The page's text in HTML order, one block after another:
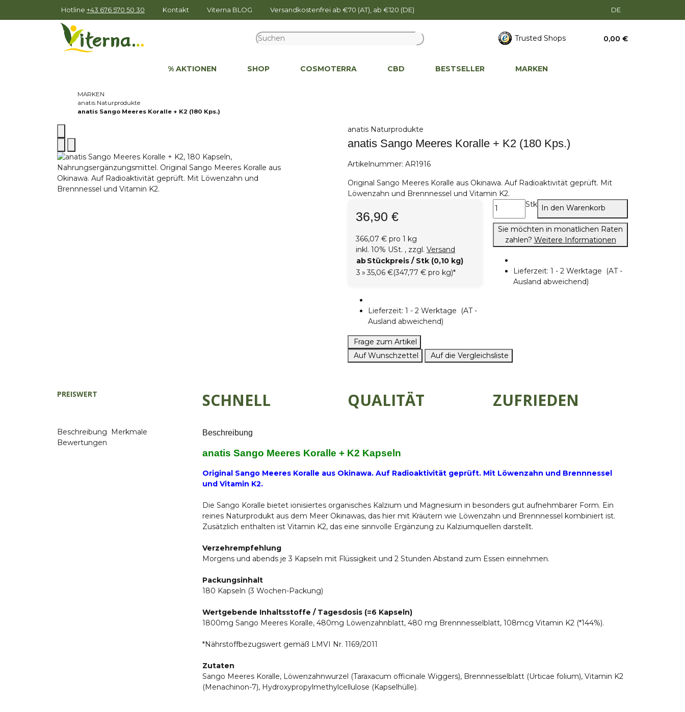
Hotline +43 676 570 50 30 Kontakt Viterna BLOG Versandkostenfrei ab €70 (AT), ab €120 (DE) DE
Trusted Shops 0,00 €
% AKTIONEN SHOP COSMOTERRA CBD BESTSELLER MARKEN
MARKEN
anatis Naturprodukte
anatis Sango Meeres Koralle + K2 (180 Kps.)
anatis Naturprodukte
anatis Sango Meeres Koralle + K2 (180 Kps.)
Artikelnummer: AR1916
Original Sango Meeres Koralle aus Okinawa. Auf Radioaktivität geprüft. Mit
Löwenzahn und Brennnessel und Vitamin K2.
36,90 €
366,07 € pro 1 kg
inkl. 10% USt. , zzgl. Versand
abStückpreis / Stk (0,10 kg)
3 » 35,06 €(347,77 € pro kg)*
Lieferzeit: 1 - 2 Werktage
(AT -
Ausland abweichend)
Stk In den Warenkorb
Sie möchten in monatlichen Raten
zahlen? Weitere Informationen
Lieferzeit: 1 - 2 Werktage
(AT -
Ausland abweichend)
Frage zum Artikel
Auf Wunschzettel
Auf die Vergleichsliste
PREISWERT SCHNELL QUALITÄT ZUFRIEDEN
Beschreibung
Merkmale
Bewertungen
Beschreibung
anatis Sango Meeres Koralle + K2 Kapseln
Original Sango Meeres Koralle aus Okinawa. Auf Radioaktivität geprüft. Mit Löwenzahn und Brennnessel
und Vitamin K2.
Die Sango Koralle bietet ionisiertes organisches Kalzium und Magnesium in besonders gut aufnehmbarer Form. Ein
reines Naturprodukt aus dem Meer Okinawas, das hier mit Kräutern wie Löwenzahn und Brennnessel kombiniert ist.
Zusätzlich enthalten ist Vitamin K2, das eine sinnvolle Ergänzung zu Kalziumquellen darstellt.
Verzehrempfehlung
Morgens und abends je 3 Kapseln mit Flüssigkeit und 2 Stunden Abstand zum Essen einnehmen.
Packungsinhalt
180 Kapseln (3 Wochen-Packung)
Wertgebende Inhaltsstoffe / Tagesdosis (=6 Kapseln)
1800mg Sango Meeres Koralle, 480mg Löwenzahnblatt, 480 mg Brennnesselblatt, 108mcg Vitamin K2 (*144%).
*Nährstoffbezugswert gemäß LMVI Nr. 1169/2011
Zutaten
Sango Meeres Koralle, Löwenzahnwurzel (Taraxacum officinale Wiggers), Brennnesselblatt (Urticae folium), Vitamin K2
(Menachinon-7), Hydroxypropylmethylcellulose (Kapselhülle).